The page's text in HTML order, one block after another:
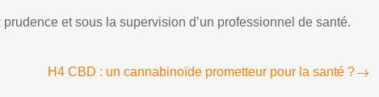
et sous la supervision d’un professionnel de santé.
H4 CBD : un cannabinoïde prometteur pour la santé ?